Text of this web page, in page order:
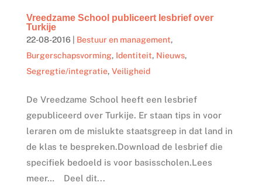
Vreedzame School publiceert lesbrief over
Turkije
22-08-2016| Bestuur en management,
Burgerschapsvorming, Identiteit, Nieuws,
Segregtie/integratie, Veiligheid
De Vreedzame School heeft een lesbrief
gepubliceerd over Turkije. Er staan tips in voor
leraren om de mislukte staatsgreep in dat land in
de klas te bespreken.Download de lesbrief die
specifiek bedoeld is voor basisscholen.Lees
meer… Deel dit...